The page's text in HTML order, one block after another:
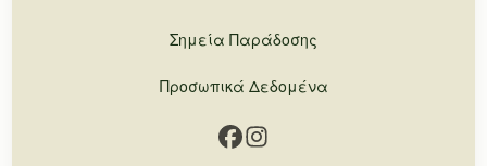
Σημεία Παράδοσης
Προσωπικά Δεδομένα